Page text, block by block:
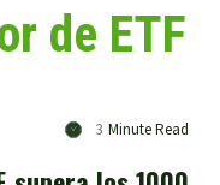
de ETF
3 Minute Read